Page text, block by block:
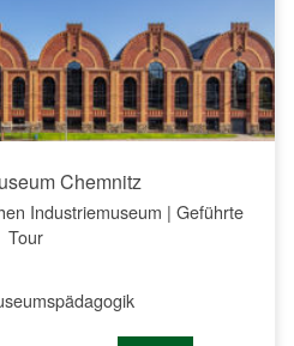
Chemnitz
Industriemuseum | Geführte
Tour